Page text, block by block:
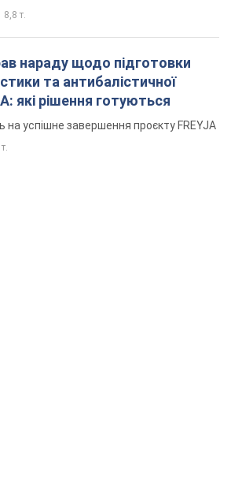
8,8 т.
нараду щодо підготовки
які рішення готуються
на успішне завершення проєкту FREYJA